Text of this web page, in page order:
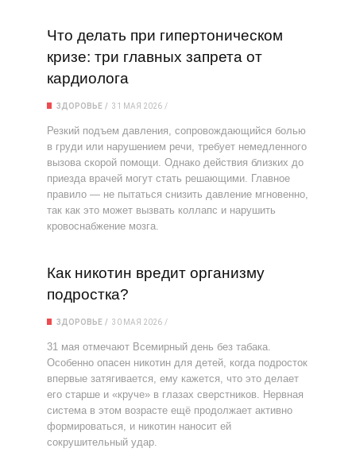
Что делать при гипертоническом
кризе: три главных запрета от
кардиолога
ЗДОРОВЬЕ 31 МАЯ 2026
Резкий подъем давления, сопровождающийся болью
в груди или нарушением речи, требует немедленного
вызова скорой помощи. Однако действия близких до
приезда врачей могут стать решающими. Главное
правило — не пытаться снизить давление мгновенно,
так как это может вызвать коллапс и нарушить
кровоснабжение мозга.
Как никотин вредит организму
подростка?
ЗДОРОВЬЕ 30 МАЯ 2026
31 мая отмечают Всемирный день без табака.
Особенно опасен никотин для детей, когда подросток
впервые затягивается, ему кажется, что это делает
его старше и «круче» в глазах сверстников. Нервная
система в этом возрасте ещё продолжает активно
формироваться, и никотин наносит ей
сокрушительный удар.